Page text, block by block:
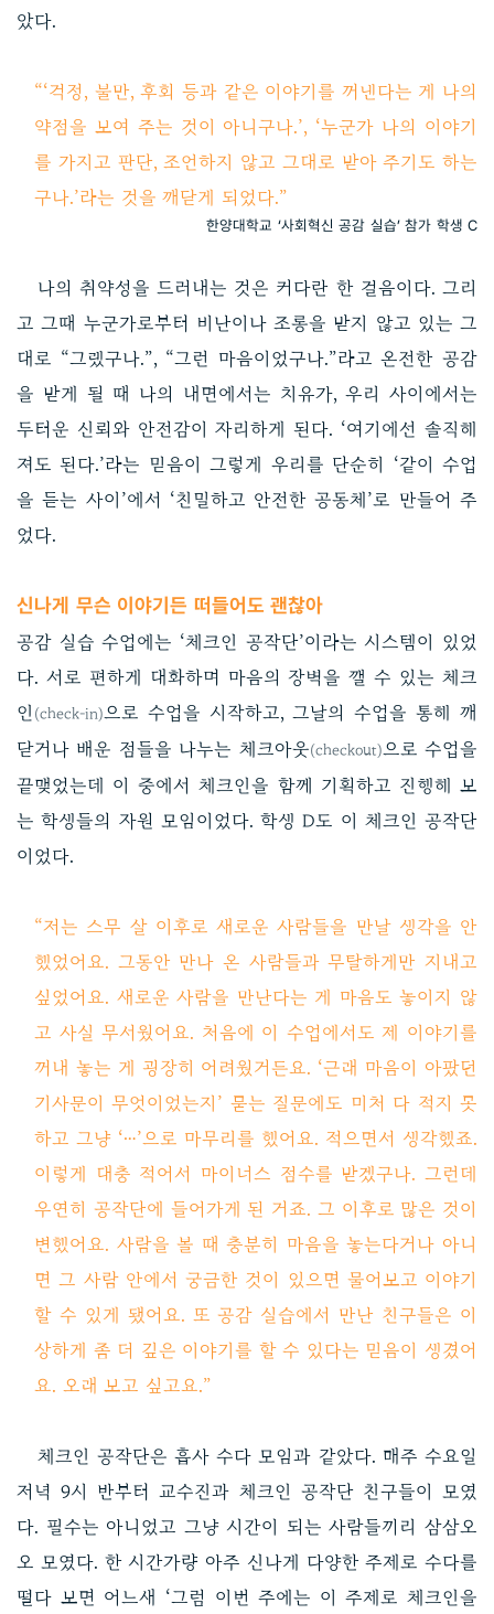
았다.
“‘걱정, 불만, 후회 등과 같은 이야기를 꺼낸다는 게 나의
약점을 보여 주는 것이 아니구나.’, ‘누군가 나의 이야기
를 가지고 판단, 조언하지 않고 그대로 받아 주기도 하는
구나.’라는 것을 깨닫게 되었다.”
한양대학교 ‘사회혁신 공감 실습’ 참가 학생 C
나의 취약성을 드러내는 것은 커다란 한 걸음이다. 그리
고 그때 누군가로부터 비난이나 조롱을 받지 않고 있는 그
대로 “그랬구나.”, “그런 마음이었구나.”라고 온전한 공감
을 받게 될 때 나의 내면에서는 치유가, 우리 사이에서는
두터운 신뢰와 안전감이 자리하게 된다. ‘여기에선 솔직해
져도 된다.’라는 믿음이 그렇게 우리를 단순히 ‘같이 수업
을 듣는 사이’에서 ‘친밀하고 안전한 공동체’로 만들어 주
었다.
신나게 무슨 이야기든 떠들어도 괜찮아
공감 실습 수업에는 ‘체크인 공작단’이라는 시스템이 있었
다. 서로 편하게 대화하며 마음의 장벽을 깰 수 있는 체크
인 (check-in)으로 수업을 시작하고, 그날의 수업을 통해 깨
닫거나 배운 점들을 나누는 체크아웃(checkout)으로 수업을
끝맺었는데 이 중에서 체크인을 함께 기획하고 진행해 보
는 학생들의 자원 모임이었다. 학생 D도 이 체크인 공작단
이었다.
“저는 스무 살 이후로 새로운 사람들을 만날 생각을 안
했었어요. 그동안 만나 온 사람들과 무탈하게만 지내고
싶었어요. 새로운 사람을 만난다는 게 마음도 놓이지 않
고 사실 무서웠어요. 처음에 이 수업에서도 제 이야기를
꺼내 놓는 게 굉장히 어려웠거든요. ‘근래 마음이 아팠던
기사문이 무엇이었는지’ 묻는 질문에도 미처 다 적지 못
하고 그냥 ‘…’으로 마무리를 했어요. 적으면서 생각했죠.
이렇게 대충 적어서 마이너스 점수를 받겠구나. 그런데
우연히 공작단에 들어가게 된 거죠. 그 이후로 많은 것이
변했어요. 사람을 볼 때 충분히 마음을 놓는다거나 아니
면 그 사람 안에서 궁금한 것이 있으면 물어보고 이야기
할 수 있게 됐어요. 또 공감 실습에서 만난 친구들은 이
상하게 좀 더 깊은 이야기를 할 수 있다는 믿음이 생겼어
요. 오래 보고 싶고요.”
체크인 공작단은 흡사 수다 모임과 같았다. 매주 수요일
저녁 9시 반부터 교수진과 체크인 공작단 친구들이 모였
다. 필수는 아니었고 그냥 시간이 되는 사람들끼리 삼삼오
오 모였다. 한 시간가량 아주 신나게 다양한 주제로 수다를
떨다 보면 어느새 ‘그럼 이번 주에는 이 주제로 체크인을